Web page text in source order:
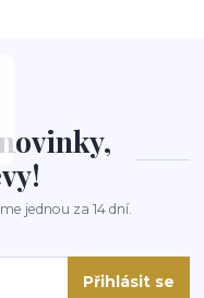
jednou za 14 dní.
Přihlásit se